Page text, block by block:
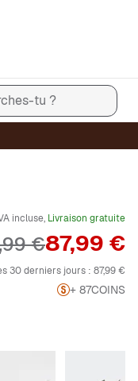
tu ?
incluse, Livraison gratuite
Prix
87,99 €
original
€
30 derniers jours : 87,99 €
+ 87COINS